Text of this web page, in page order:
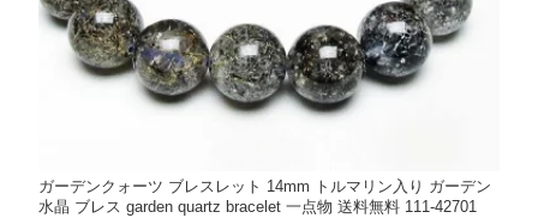
ガーデンクォーツ ブレスレット 14mm トルマリン入り ガーデン
水晶 ブレス garden quartz bracelet 一点物 送料無料 111-42701